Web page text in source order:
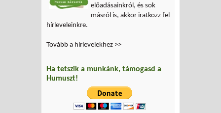
előadásainkról, és sok
másról is, akkor iratkozz fel
hírleveleinkre.
Tovább a hírlevelekhez >>
Ha tetszik a munkánk, támogasd a
Humuszt!